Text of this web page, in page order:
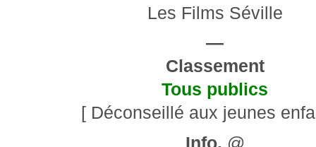
Les Films Séville
—
Classement
Tous publics
[ Déconseillé aux jeunes
Info. @